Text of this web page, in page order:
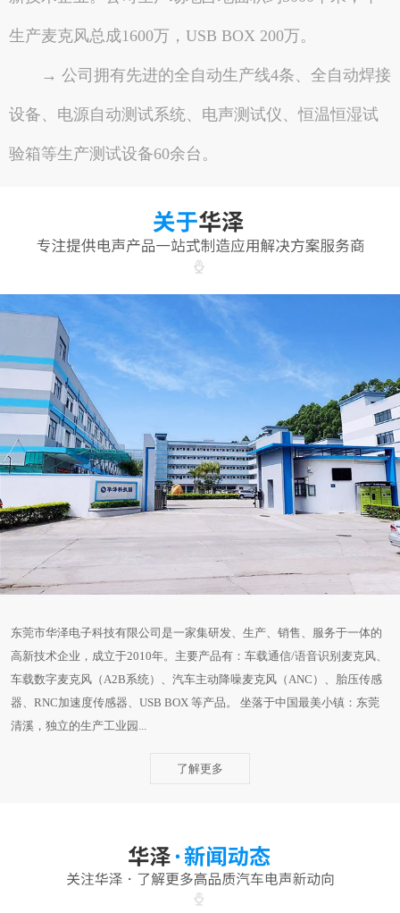
生产麦克风总成1600万，USB BOX 200万。
→ 公司拥有先进的全自动生产线4条、全自动焊接
设备、电源自动测试系统、电声测试仪、恒温恒湿试
验箱等生产测试设备60余台。
东莞市华泽电子科技有限公司是一家集研发、生产、销售、服务于一体的
高新技术企业，成立于2010年。主要产品有：车载通信/语音识别麦克风、
车载数字麦克风（A2B系统）、汽车主动降噪麦克风（ANC）、胎压传感
器、RNC加速度传感器、USB BOX 等产品。 坐落于中国最美小镇：东莞
清溪，独立的生产工业园...
了解更多